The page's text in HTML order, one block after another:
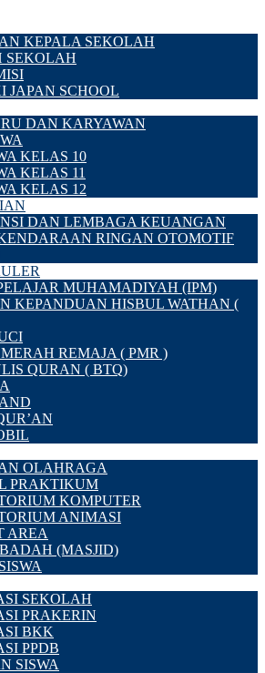
KEPALA SEKOLAH
SEKOLAH
JAPAN SCHOOL
DAN KARYAWAN
KELAS 10
KELAS 11
KELAS 12
DAN LEMBAGA KEUANGAN
RINGAN OTOMOTIF
MUHAMADIYAH (IPM)
KEPANDUAN HISBUL WATHAN (
REMAJA ( PMR )
QURAN ( BTQ)
OLAHRAGA
PRAKTIKUM
KOMPUTER
ANIMASI
AREA
(MASJID)
SEKOLAH
PRAKERIN
BKK
PPDB
SISWA